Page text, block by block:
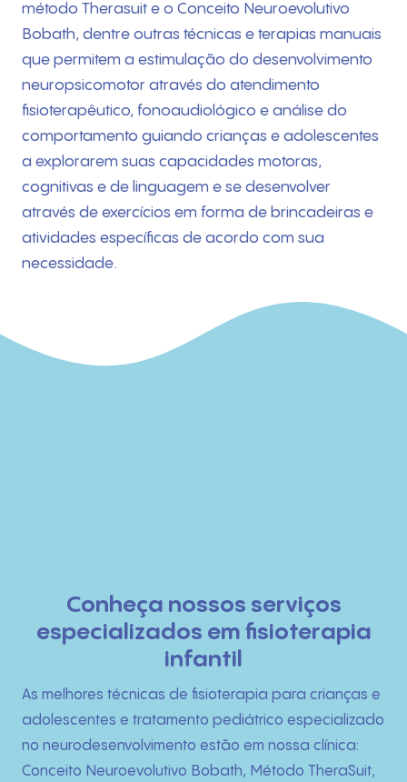
Início
Quem Somos
O que fazemos
Técnicas
método Therasuit e o Conceito Neuroevolutivo
Bobath, dentre outras técnicas e terapias manuais
que permitem a estimulação do desenvolvimento
neuropsicomotor através do atendimento
fisioterapêutico, fonoaudiológico e análise do
comportamento guiando crianças e adolescentes
a explorarem suas capacidades motoras,
cognitivas e de linguagem e se desenvolver
através de exercícios em forma de brincadeiras e
atividades específicas de acordo com sua
necessidade.
Conheça nossos serviços
especializados em fisioterapia
infantil
As melhores técnicas de fisioterapia para crianças e
adolescentes e tratamento pediátrico especializado
no neurodesenvolvimento estão em nossa clínica:
Conceito Neuroevolutivo Bobath, Método TheraSuit,